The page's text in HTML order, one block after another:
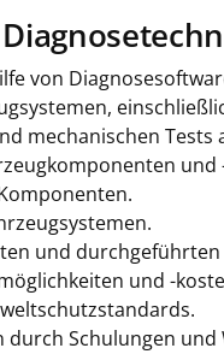
von
mechanischen Tests
und
und durchgeführten
und -
Schulungen